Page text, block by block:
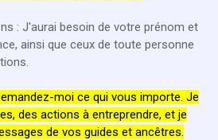
: J'aurai besoin de votre prénom et
ainsi que ceux de toute personne
moi ce qui vous importe. Je
des actions à entreprendre, et je
de vos guides et ancêtres.